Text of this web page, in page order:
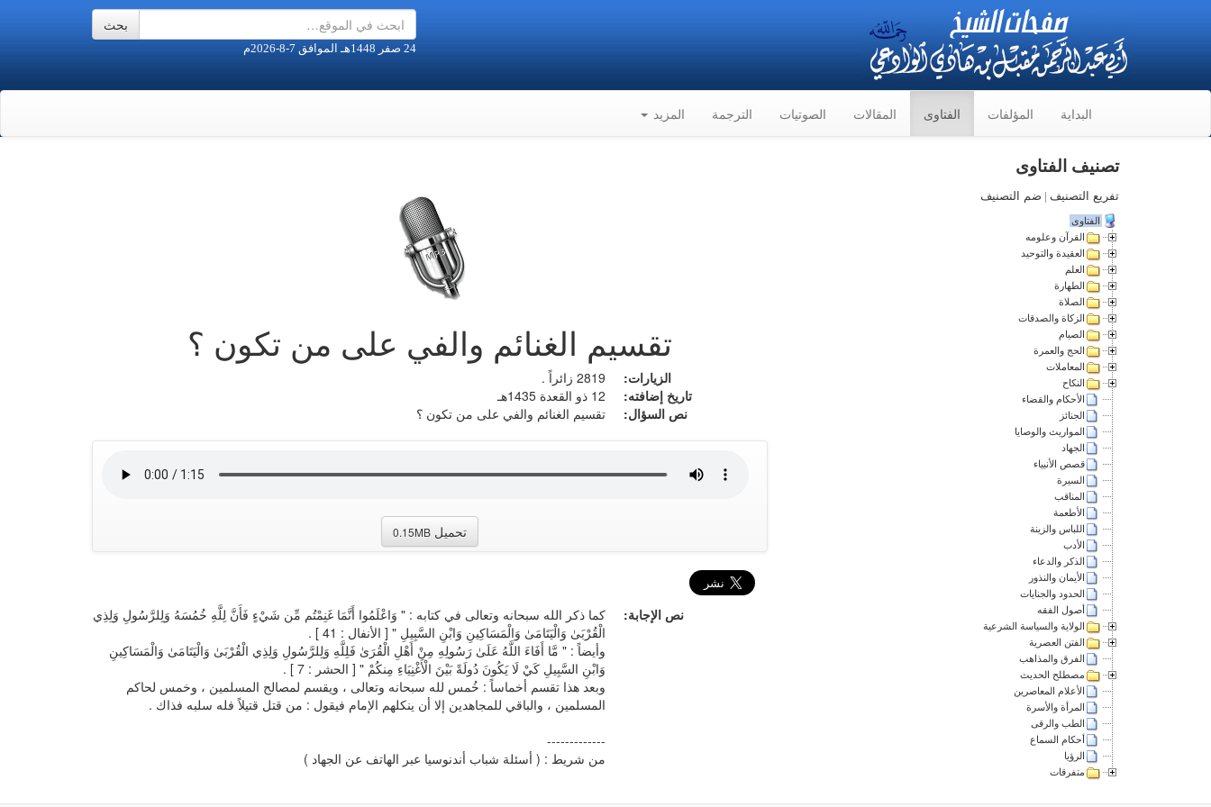
24 صفر 1448هـ الموافق 7-8-2026م
البداية المؤلفات الفتاوى المقالات الصوتيات الترجمة المزيد
تقسيم الغنائم والفي على من تكون ؟
الزيارات:
2819 زائراً .
تاريخ إضافته:
12 ذو القعدة 1435هـ
نص السؤال:
تقسيم الغنائم والفي على من تكون ؟
تحميل 0.15MB
نص الإجابة:
كما ذكر الله سبحانه وتعالى في كتابه : " وَاعْلَمُوا أَنَّمَا غَنِمْتُم مِّن شَيْءٍ فَأَنَّ لِلَّهِ خُمُسَهُ وَلِلرَّسُولِ وَلِذِي
الْقُرْبَىٰ وَالْيَتَامَىٰ وَالْمَسَاكِينِ وَابْنِ السَّبِيلِ " [ الأنفال : 41 ] .
وأيضاً : " مَّا أَفَاءَ اللَّهُ عَلَىٰ رَسُولِهِ مِنْ أَهْلِ الْقُرَىٰ فَلِلَّهِ وَلِلرَّسُولِ وَلِذِي الْقُرْبَىٰ وَالْيَتَامَىٰ وَالْمَسَاكِينِ
وَابْنِ السَّبِيلِ كَيْ لَا يَكُونَ دُولَةً بَيْنَ الْأَغْنِيَاءِ مِنكُمْ " [ الحشر : 7 ] .
وبعد هذا تقسم أخماساً : خُمس لله سبحانه وتعالى ، ويقسم لمصالح المسلمين ، وخمس لحاكم
المسلمين ، والباقي للمجاهدين إلا أن ينكلهم الإمام فيقول : من قتل قتيلاً فله سلبه فذاك .
-------------
من شريط : ( أسئلة شباب أندنوسيا عبر الهاتف عن الجهاد )
تصنيف الفتاوى
تفريع التصنيف | ضم التصنيف
الفتاوى
القرآن وعلومه
العقيدة والتوحيد
العلم
الطهارة
الصلاة
الزكاة والصدقات
الصيام
الحج والعمرة
المعاملات
النكاح
الأحكام والقضاء
الجنائز
المواريث والوصايا
الجهاد
قصص الأنبياء
السيرة
المناقب
الأطعمة
اللباس والزينة
الأدب
الذكر والدعاء
الأيمان والنذور
الحدود والجنايات
أصول الفقه
الولاية والسياسة الشرعية
الفتن العصرية
الفرق والمذاهب
مصطلح الحديث
الأعلام المعاصرين
المرأة والأسرة
الطب والرقى
أحكام السماع
الرؤيا
متفرقات